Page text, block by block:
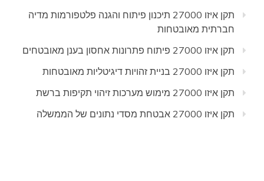
תקן איזו 27000 תיכנון פיתוח והגנה פלטפורמות מדיה
חברתית מאובטחות
תקן איזו 27000 פיתוח פתרונות אחסון בענן מאובטחים
תקן איזו 27000 בניית זהויות דיגיטליות מאובטחות
תקן איזו 27000 מימוש מערכות זיהוי תקיפות ברשת
תקן איזו 27000 אבטחת מסדי נתונים של הממשלה